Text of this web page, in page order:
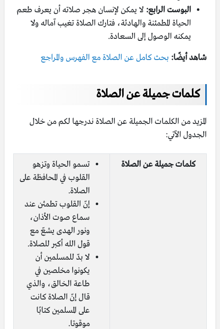
البوست الرابع: لا يمكن لإنسان هجر صلاته أن يعرف طعم
الحياة المطمئنة والهادئة، فتارك الصلاة تغيب آماله ولا
يمكنه الوصول إلى السعادة.
شاهد أيضًا: بحث كامل عن الصلاة مع الفهرس والمراجع
كلمات جميلة عن الصلاة
المزيد من الكلمات الجميلة عن الصلاة ندرجها لكم من خلال
الجدول الآتي:
كلمات جميلة عن الصلاة
تسمو الحياة وتزهو
القلوب في المحافظة على
الصلاة.
إنّ القلوب تطمئن عند
سماع صوت الأذان،
ونور الهدى يشعّ مع
قول الله أكبر للصلاة.
لا بدّ للمسلمين أن
يكونوا مخلصين في
طاعة الخالق، والذي
قال إنّ الصلاة كانت
على المسلمين كتابًا
موقوتا.